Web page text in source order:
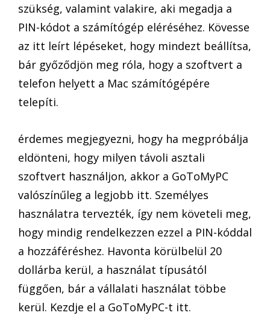
szükség, valamint valakire, aki megadja a
PIN-kódot a számítógép eléréséhez. Kövesse
az itt leírt lépéseket, hogy mindezt beállítsa,
bár győződjön meg róla, hogy a szoftvert a
telefon helyett a Mac számítógépére
telepíti.
érdemes megjegyezni, hogy ha megpróbálja
eldönteni, hogy milyen távoli asztali
szoftvert használjon, akkor a GoToMyPC
valószínűleg a legjobb itt. Személyes
használatra tervezték, így nem követeli meg,
hogy mindig rendelkezzen ezzel a PIN-kóddal
a hozzáféréshez. Havonta körülbelül 20
dollárba kerül, a használat típusától
függően, bár a vállalati használat többe
kerül. Kezdje el a GoToMyPC-t itt.